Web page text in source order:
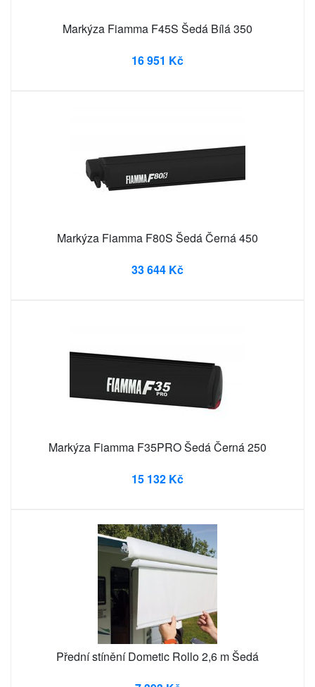
Markýza Fiamma F45S Šedá Bílá 350
16 951 Kč
Markýza Fiamma F80S Šedá Černá 450
33 644 Kč
Markýza Fiamma F35PRO Šedá Černá 250
15 132 Kč
Přední stínění Dometic Rollo 2,6 m Šedá